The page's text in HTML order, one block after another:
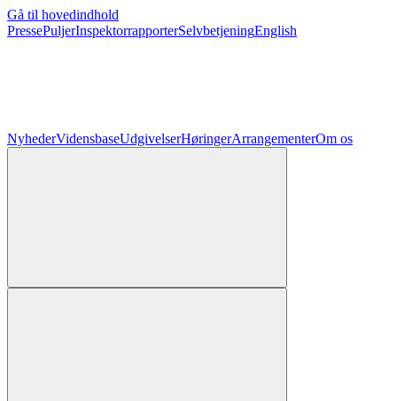
Gå til hovedindhold
PressePuljerInspektorrapporterSelvbetjeningEnglish
NyhederVidensbaseUdgivelserHøringerArrangementerOm os